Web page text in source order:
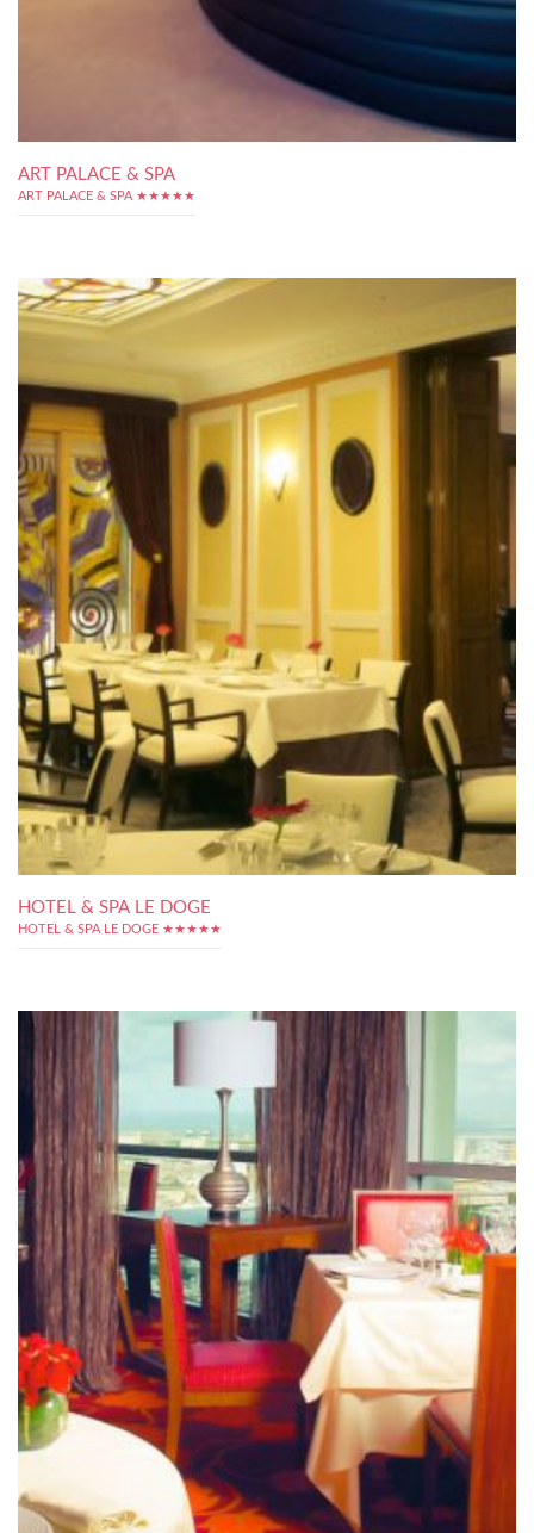
ART PALACE & SPA
ART PALACE & SPA ★★★★★
HOTEL & SPA LE DOGE
HOTEL & SPA LE DOGE ★★★★★